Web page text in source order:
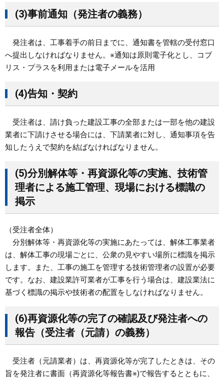
(3)事前通知（発注者の義務）
発注者は、工事着手の前日までに、通知書を管轄の受付窓口
へ提出しなければなりません。※通知は原則電子化とし、コブ
リス・プラスを利用または電子メールを活用
(4)告知・契約
受注者は、請け負った建設工事の全部または一部を他の建設
業者に下請けさせる場合には、下請業者に対し、通知事項を告
知したうえで契約を結ばなければなりません。
(5)分別解体等・再資源化等の実施、技術管
理者による施工管理、現場における標識の
掲示
（受注者全体）
分別解体等・再資源化等の実施にあたっては、解体工事業者
は、解体工事の現場ごとに、公衆の見やすい場所に標識を掲示
します。また、工事の施工を管理する技術管理者の設置が必要
です。なお、建設業許可業者が工事を行う場合は、建設業法に
基づく標識の掲示や技術者の配置をしなければなりません。
(6)再資源化等の完了の確認及び発注者への
報告（受注者（元請）の義務）
受注者（元請業者）は、再資源化等が完了したときは、その
旨を発注者に書面（再資源化等報告書※)で報告するとともに、